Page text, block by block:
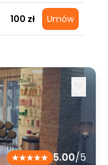
100 zł Umów
5.00/5